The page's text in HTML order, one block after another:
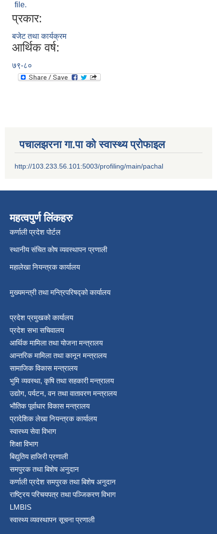
file.
प्रकार:
बजेट तथा कार्यक्रम
आर्थिक वर्ष:
७९-८०
पचालझरना गा.पा को स्वास्थ्य प्रोफाइल
http://103.233.56.101:5003/profiling/main/pachal
महत्वपुर्ण लिंकहरु
कर्णाली प्रदेश पोर्टल
स्थानीय संचित कोष व्यवस्थापन प्रणाली
महालेखा नियन्त्रक कार्यालय
मुख्यमन्त्री तथा मन्त्रिपरिषद्को कार्यालय
प्रदेश प्रमुखको कार्यालय
प्रदेश सभा सचिवालय
आर्थिक मामिला तथा योजना मन्त्रालय
आन्तरिक मामिला तथा कानून मन्त्रालय
सामाजिक विकास मन्त्रालय
भुमि व्यवस्था, कृषि तथा सहकारी मन्त्रालय
उद्योग, पर्यटन, वन तथा वातावरण मन्त्रालय
भौतिक पूर्वाधार विकास मन्त्रालय
प्रादेशिक लेखा नियन्त्रक कार्यालय
स्वास्थ्य सेवा विभाग
शिक्षा विभाग
बिद्युतिय हाजिरी प्रणाली
समपुरक तथा बिशेष अनुदान
कर्णाली प्रदेश समपुरक तथा बिशेष अनुदान
राष्ट्रिय परिचयपत्र तथा पञ्जिकरण विभाग
LMBIS
स्वास्थ्य व्यवस्थापन सूचना प्रणाली